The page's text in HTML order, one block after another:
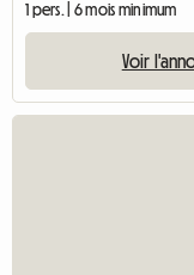
1 pers. | 6 mois minimum
Voir